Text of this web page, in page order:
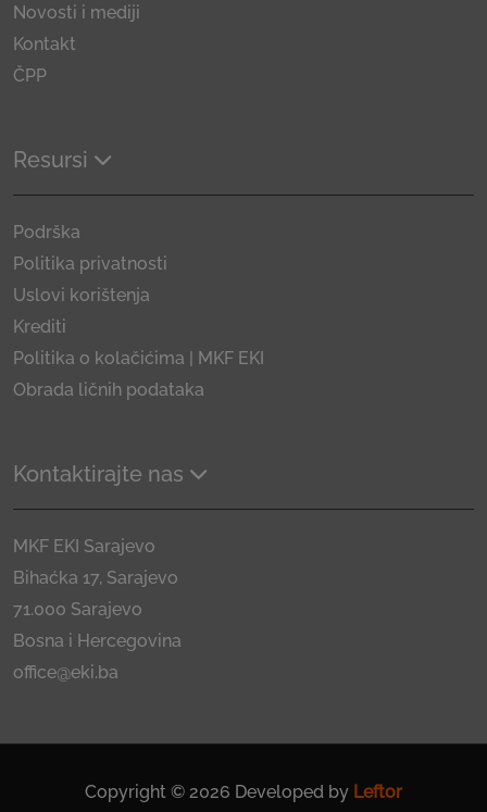
Novosti i mediji
Kontakt
ČPP
Resursi
Podrška
Politika privatnosti
Uslovi korištenja
Krediti
Politika o kolačićima | MKF EKI
Obrada ličnih podataka
Kontaktirajte nas
MKF EKI Sarajevo
Bihaćka 17, Sarajevo
71.000 Sarajevo
Bosna i Hercegovina
office@eki.ba
Copyright © 2026 Developed by Leftor